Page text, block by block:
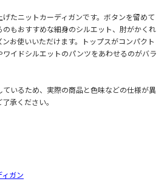
たニットカーディガンです。ボタンを留めて
もおすすめな細身のシルエット、肘がかくれ
お使いいただけます。トップスがコンパクト
イドシルエットのパンツをあわせるのがバラ
いるため、実際の商品と色味などの仕様が異
承ください。
ガン